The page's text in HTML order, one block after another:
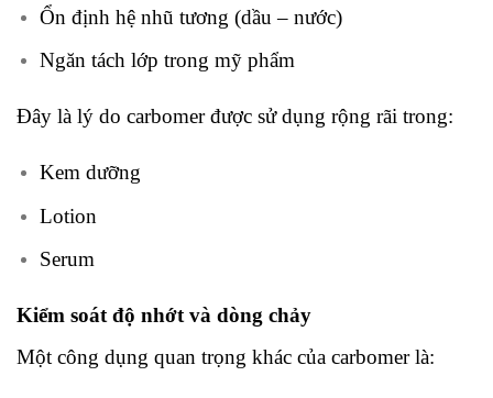
Ổn định hệ nhũ tương (dầu – nước)
Ngăn tách lớp trong mỹ phẩm
Đây là lý do carbomer được sử dụng rộng rãi trong:
Kem dưỡng
Lotion
Serum
Kiểm soát độ nhớt và dòng chảy
Một công dụng quan trọng khác của carbomer là: